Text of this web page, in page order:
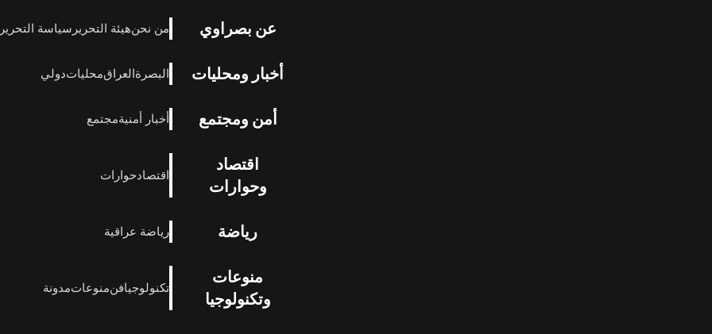
عن بصراوي من نحنهيئة التحرير سياسة التحرير
أخبار ومحليات البصرةالعراقمحلياتدولي
أمن ومجتمع أخبار أمنيةمجتمع
اقتصاد
وحوارات
اقتصادحوارات
رياضة رياضة عراقية
منوعات
وتكنولوجيا
تكنولوجيافنمنوعاتمدونة